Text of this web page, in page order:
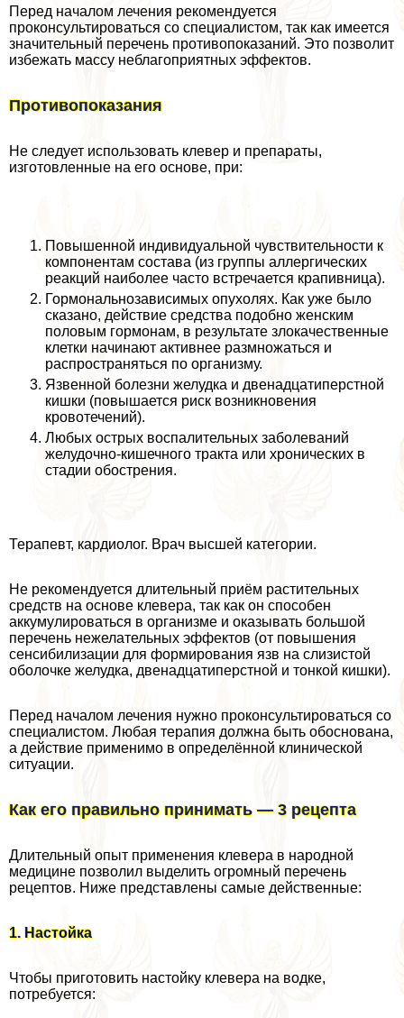
Перед началом лечения рекомендуется
проконсультироваться со специалистом, так как имеется
значительный перечень противопоказаний. Это позволит
избежать массу нeблагоприятных эффектов.
Противопоказания
Не следует использовать клевер и препараты,
изготовленные на его основе, при:
Повышенной индивидуальной чувствительности к
компонентам состава (из группы аллергических
реакций наиболее часто встречается крапивница).
Гормональнозависимых опухолях. Как уже было
сказано, действие средства подобно женским
пoлoвым гормонам, в результате злокачественные
клетки начинают активнее размножаться и
распространяться по организму.
Язвенной болезни желудка и двенадцатиперстной
кишки (повышается риск возникновения
кровотечений).
Любых острых воспалительных заболеваний
желудочно-кишечного тpaкта или хронических в
стадии обострения.
Терапевт, кардиолог. Врач высшей категории.
Не рекомендуется длительный приём растительных
средств на основе клевера, так как он способен
аккумулироваться в организме и оказывать большой
перечень нежелательных эффектов (от повышения
сенсибилизации для формирования язв на слизистой
оболочке желудка, двенадцатиперстной и тонкой кишки).
Перед началом лечения нужно проконсультироваться со
специалистом. Любая терапия должна быть обоснована,
а действие применимо в определённой клинической
ситуации.
Как его правильно принимать — 3 рецепта
Длительный опыт применения клевера в народной
медицине позволил выделить огромный перечень
рецептов. Ниже представлены самые действенные:
1. Настойка
Чтобы приготовить настойку клевера на водке,
потребуется: